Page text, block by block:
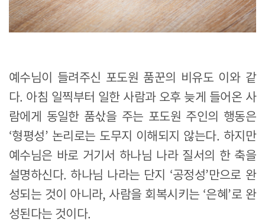
예수님이 들려주신 포도원 품꾼의 비유도 이와 같
다. 아침 일찍부터 일한 사람과 오후 늦게 들어온 사
람에게 동일한 품삯을 주는 포도원 주인의 행동은
‘형평성’ 논리로는 도무지 이해되지 않는다. 하지만
예수님은 바로 거기서 하나님 나라 질서의 한 축을
설명하신다. 하나님 나라는 단지 ‘공정성’만으로 완
성되는 것이 아니라, 사람을 회복시키는 ‘은혜’로 완
성된다는 것이다.